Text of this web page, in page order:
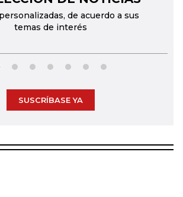
de acuerdo a sus
temas de interés
SUSCRÍBASE YA